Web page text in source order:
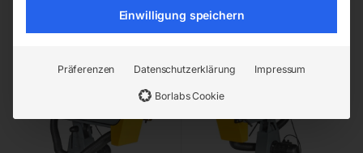
Bandschleifmaschine HD
ELMAG Premium
Bandschleifmaschine HD
Einwilligung speichern
Präferenzen Datenschutzerklärung Impressum
Borlabs Cookie